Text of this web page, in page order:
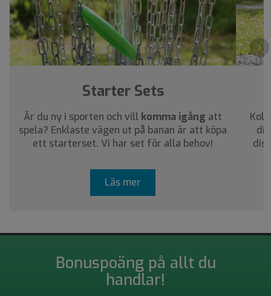
›
Starter Sets
Är du ny i sporten och vill komma igång att
spela? Enklaste vägen ut på banan är att köpa
ett starterset. Vi har set för alla behov!
Läs mer
Bonuspoäng på allt du
handlar!